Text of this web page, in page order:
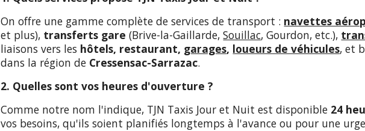
On offre une gamme complète de services de transport : navettes
et plus), transferts gare (Brive-la-Gaillarde,Souillac, Gourdon, etc.),
liaisons vers les hôtels, restaurant, garages, loueurs de véhicules, et
dans la région de Cressensac-Sarrazac.
2. Quelles sont vos heures d'ouverture ?
Comme notre nom l'indique, TJN Taxis Jour et Nuit est disponible 24
vos besoins, qu'ils soient planifiés longtemps à l'avance ou pour une